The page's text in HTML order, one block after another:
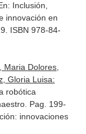
Inclusión,
innovación en
ISBN 978-84-
Maria Dolores,
Gloria Luisa:
robótica
Pag. 199-
innovaciones